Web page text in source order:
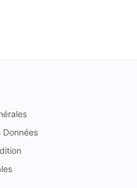
Données